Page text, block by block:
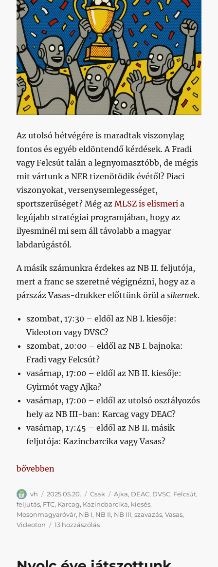
Az utolsó hétvégére is maradtak viszonylag
fontos és egyéb eldöntendő kérdések. A Fradi
vagy Felcsút talán a legnyomasztóbb, de mégis
mit vártunk a NER tizenötödik évétől? Piaci
viszonyokat, versenysemlegességet,
sportszerűséget? Még azMLSZ is elismeri a
legújabb stratégiai programjában, hogy az
ilyesminél mi sem áll távolabb a magyar
labdarúgástól.
A másik számunkra érdekes az NB II. feljutója,
mert a franc se szeretné végignézni, hogy az a
párszáz Vasas-drukker előttünk örül asikernek.
szombat, 17:30 – eldől az NB I. kiesője:
Videoton vagy DVSC?
szombat, 20:00 – eldől az NB I. bajnoka:
Fradi vagy Felcsút?
vasárnap, 17:00 – eldől az NB II. kiesője:
Gyirmót vagy Ajka?
vasárnap, 17:00 – eldől az utolsó osztályozós
hely az NB III-ban: Karcag vagy DEAC?
vasárnap, 17:45 – eldől az NB II. másik
feljutója: Kazincbarcika vagy Vasas?
„Egyszerű helyzetek a bajnokságokban”
bővebben
Szerző
vh Közzétéve
2025.05.20. Kategória
Csak Címke
Ajka, DEAC, DVSC, Felcsút,
feljutás, FTC, Karcag, Kazincbarcika, kiesés,
Mosonmagyaróvár, NB I, NB II, NB III,szavazás,Vasas,
Videoton
13 hozzászólásEgyszerű
című